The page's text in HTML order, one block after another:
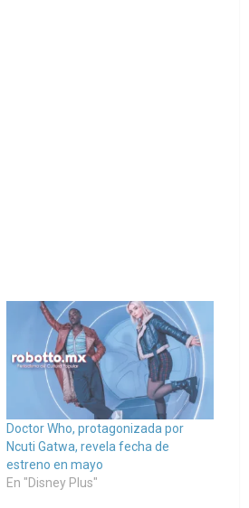
Doctor Who, protagonizada por
Ncuti Gatwa, revela fecha de
estreno en mayo
En "Disney Plus"